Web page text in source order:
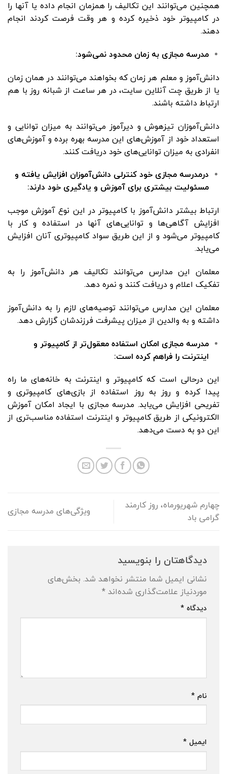
همچنین می‌توانند این تکالیف را همزمان انجام داده یا آنها را
در کامپیوتر خود ذخیره کرده و هر وقت فرصت کردند انجام
دهند.
مدرسه مجازی به زمان محدود نمی‌شود:
دانش‌آموز و معلم هر زمان که بخواهند می‌توانند در همان زمان
یا از طریق چت آنلاین سایت، در هر ساعت از شبانه روز با هم
ارتباط داشته باشند.
دانش‌آموزان تیزهوش و دیرآموز می‌توانند به میزان توانایی و
استعداد خود از آموزش‌های این مدرسه بهره برده و آموزش‌های
انفرادی به میزان توانایی‌های خود دریافت کنند.
درمدرسه مجازی خود کنترلی دانش‌آموزان افزایش یافته و
مسئولیت بیشتری برای آموزش و یادگیری خود دارند:
ارتباط بیشتر دانش‌آموز با کامپیوتر در این نوع آموزش موجب
افزایش آگاهی‌ها و توانایی‌های آنها در استفاده و کار با
کامپیوتر می‌شود و از این طریق سواد کامپیوتری آنان افزایش
می‌یابد.
معلمان این مدارس می‌توانند تکالیف هر دانش‌آموز را به
تفکیک اعلام و دریافت کنند و نمره دهد.
معلمان این مدارس می‌توانند توصیه‌های لازم را به دانش‌آموز
داشته و به والدین از میزان پیشرفت فرزندشان گزارش دهد.
مدرسه مجازی امکان استفاده معقول‌تر از کامپیوتر و
اینترنت را فراهم کرده است:
این درحالی است که کامپیوتر و اینترنت به خانه‌های ما راه
پیدا کرده و روز به روز استفاده از بازی‌های کامپیوتری و
تفریحی افزایش می‌یابد. مدرسه مجازی با ایجاد امکان آموزش
الکترونیکی از طریق کامپیوتر و اینترنت استفاده مناسب‌تری از
این دو به دست می‌دهد.
چهارم شهریورماه، روز کارمند
گرامی باد
ويژگی‌های مدرسه مجازی
دیدگاهتان را بنویسید
نشانی ایمیل شما منتشر نخواهد شد. بخش‌های
موردنیاز علامت‌گذاری شده‌اند *
دیدگاه *
نام *
ایمیل *